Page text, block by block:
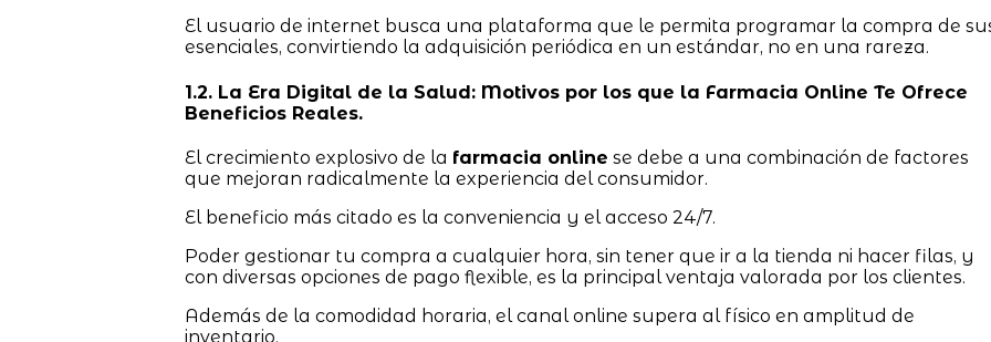
El usuario de internet busca una plataforma que le permita programar la compra de
esenciales, convirtiendo la adquisición periódica en un estándar, no en una rareza.
1.2. La Era Digital de la Salud: Motivos por los que la Farmacia Online Te Ofrece
Beneficios Reales.
El crecimiento explosivo de la farmacia online se debe a una combinación de factores
que mejoran radicalmente la experiencia del consumidor.
El beneficio más citado es la conveniencia y el acceso 24/7.
Poder gestionar tu compra a cualquier hora, sin tener que ir a la tienda ni hacer filas, y
con diversas opciones de pago flexible, es la principal ventaja valorada por los clientes.
Además de la comodidad horaria, el canal online supera al físico en amplitud de
inventario.